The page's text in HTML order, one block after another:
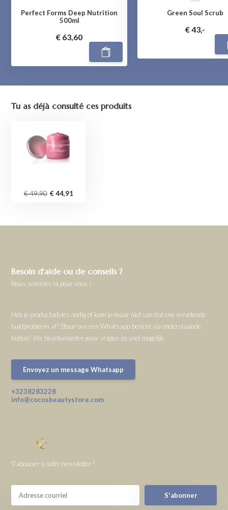
Perfect Forms Deep Nutrition
500ml
€ 63,60
Green Soul Scrub
€ 43,-
Tu as déjà consulté ces produits
€ 49,90 € 44,91
Besoin d'aide ou de conseils ?
Nous sommes là pour vous !
Heb je productadvies nodig of kom je maar niet van dat ene vervelende
huidprobleem af? Stuur ons een Whatsapp bericht via onderstaande
button! We beantwoorden jouw vragen zo snel mogelijk.
Envoyez un message Whatsapp
+3238283228
info@cocosbeautystore.com
S'abonner à notre newsletter !
S'abonner